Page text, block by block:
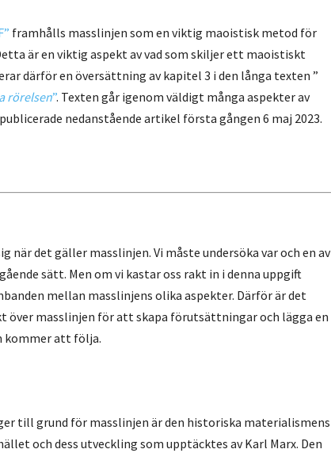
framhålls masslinjen som en viktig maoistisk metod för
är en viktig aspekt av vad som skiljer ett maoistiskt
därför en översättning av kapitel 3 i den långa texten ”
rörelsen”. Texten går igenom väldigt många aspekter av
nedanstående artikel första gången 6 maj 2023.
när det gäller masslinjen. Vi måste undersöka var och en av
sätt. Men om vi kastar oss rakt in i denna uppgift
mellan masslinjens olika aspekter. Därför är det
masslinjen för att skapa förutsättningar och lägga en
kommer att följa.
till grund för masslinjen är den historiska materialismens
och dess utveckling som upptäcktes av Karl Marx. Den